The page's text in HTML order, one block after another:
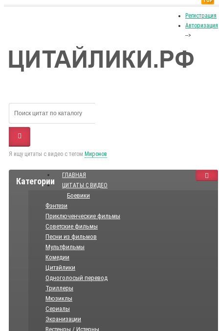
Регистрация
Авторизация
-->
Я ищу цитаты с видео с тегом Миронов
Категории
ГЛАВНАЯ
ЦИТАТЫ С ВИДЕО
Боевики
Фэнтези
Приключенческие фильмы
Советские фильмы
Песни из фильмов
Мультфильмы
Комедии
Цитайлики
Одноголосый перевод
Триллеры
Мюзиклы
Сериалы
Экранизации
Вестенры / Истерны